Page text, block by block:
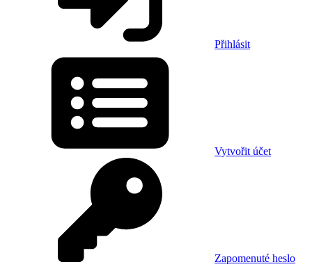
Přihlásit
Vytvořit účet
Zapomenuté heslo